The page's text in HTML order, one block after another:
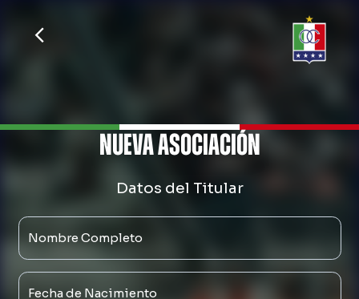
arrow_back_ios_new
NUEVA ASOCIACIÓN
Datos del Titular